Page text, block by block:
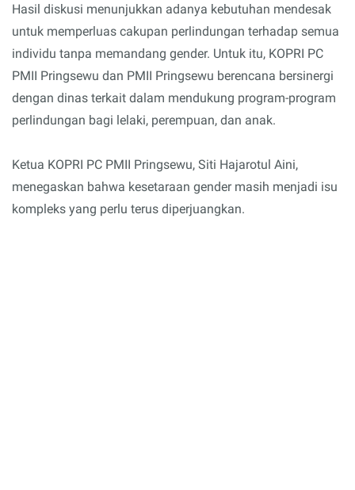
Hasil diskusi menunjukkan adanya kebutuhan mendesak
untuk memperluas cakupan perlindungan terhadap semua
individu tanpa memandang gender. Untuk itu, KOPRI PC
PMII Pringsewu dan PMII Pringsewu berencana bersinergi
dengan dinas terkait dalam mendukung program-program
perlindungan bagi lelaki, perempuan, dan anak.
Ketua KOPRI PC PMII Pringsewu, Siti Hajarotul Aini,
menegaskan bahwa kesetaraan gender masih menjadi isu
kompleks yang perlu terus diperjuangkan.